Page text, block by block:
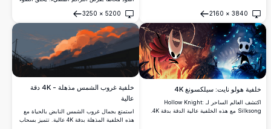
يتناقض المقدمة الداكن مع الجسم السماوي
المضيء، مما يخلق تأثيرًا بصريًا مذهلاً.
3840
×
2160
فتح
خلفية النجوم، مما يجلب أسرار الفضاء العميق
إلى سطح المكتب الخاص بك بدقة علمية مذهلة
وتفاصيل بصرية رائعة.
5200
×
3250
فتح
خلفية هولو نايت: سيلكسونغ 4K
اكتشف العالم الساحر لـ Hollow Knight:
خلفية غروب الشمس مذهلة - 4K دقة
عالية
استمتع بجمال غروب الشمس النابض بالحياة مع
هذه الخلفية المذهلة بدقة 4K عالية. تتميز بسحاب